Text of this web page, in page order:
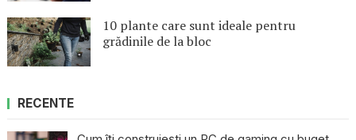
10 plante care sunt ideale pentru
grădinile de la bloc
RECENTE